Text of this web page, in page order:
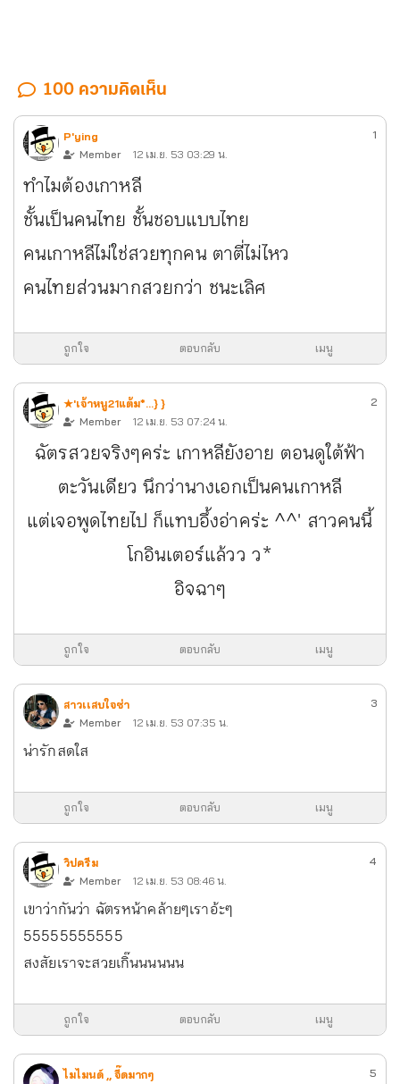
100 ความคิดเห็น
P'ying
Member
12 เม.ย. 53 03:29 น.
1
ทำไมต้องเกาหลี
ชั้นเป็นคนไทย ชั้นชอบแบบไทย
คนเกาหลีไม่ใช่สวยทุกคน ตาตี่ไม่ไหว
คนไทยส่วนมากสวยกว่า ชนะเลิศ
ถูกใจ ตอบกลับ เมนู
★'เจ้าหนู21แต้ม*...} }
Member
12 เม.ย. 53 07:24 น.
2
ฉัตรสวยจริงๆคร่ะ เกาหลียังอาย ตอนดูใต้ฟ้า
ตะวันเดียว นึกว่านางเอกเป็นคนเกาหลี
แต่เจอพูดไทยไป ก็แทบอึ้งอ่าคร่ะ ^^' สาวคนนี้
โกอินเตอร์แล้วว ว*
อิจฉาๆ
ถูกใจ ตอบกลับ เมนู
สาวเเสบใจซ่า
Member
12 เม.ย. 53 07:35 น.
3
น่ารักสดใส
ถูกใจ ตอบกลับ เมนู
วิปครีม
Member
12 เม.ย. 53 08:46 น.
4
เขาว่ากันว่า ฉัตรหน้าคล้ายๆเราอ้ะๆ
55555555555
สงสัยเราจะสวยเกิ๊นนนนนน
ถูกใจ ตอบกลับ เมนู
ไมไมนด์ ,, จี๊ดมากๆ
5